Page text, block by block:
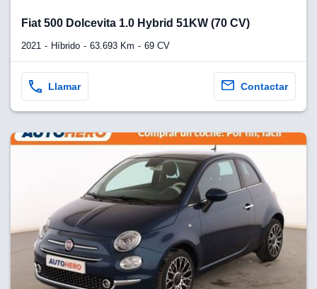
Fiat 500 Dolcevita 1.0 Hybrid 51KW (70 CV)
2021 Híbrido 63.693 Km 69 CV
Llamar Contactar